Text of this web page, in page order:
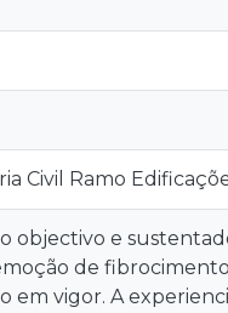
Civil Ramo
objectivo e
de
em vigor. A